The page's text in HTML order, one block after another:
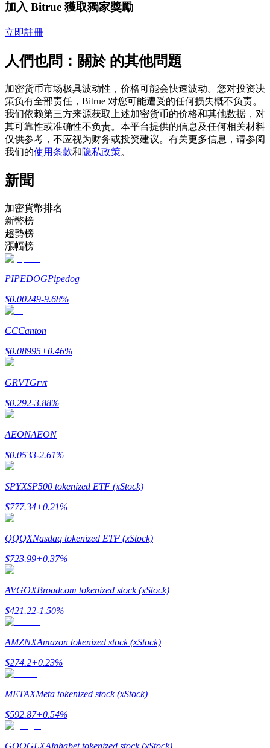
跟單
與頂尖交易專家同行
成為跟單交易員
合約指南
合約功能使用指南
學習如何保持盈利
加入 Bitrue 獲取獨家獎勵
立即註冊
人們也問：關於 的其他問題
加密货币市场极具波动性，价格可能会快速波动。您对投资决
策负有全部责任，Bitrue 对您可能遭受的任何损失概不负责。
我们依赖第三方来源获取上述加密货币的价格和其他数据，对
其可靠性或准确性不负责。本平台提供的信息及任何相关材料
仅供参考，不应视为财务或投资建议。有关更多信息，请参阅
我们的使用条款和隐私政策。
新聞
加密貨幣排名
新幣榜
趨勢榜
漲幅榜
PIPEDOGPipedog
$0.00249-9.68%
CCCanton
$0.08995+0.46%
GRVTGrvt
$0.292-3.88%
AEONAEON
$0.0533-2.61%
SPYXSP500 tokenized ETF (xStock)
$777.34+0.21%
QQQXNasdaq tokenized ETF (xStock)
$723.99+0.37%
AVGOXBroadcom tokenized stock (xStock)
$421.22-1.50%
AMZNXAmazon tokenized stock (xStock)
$274.2+0.23%
METAXMeta tokenized stock (xStock)
$592.87+0.54%
GOOGLXAlphabet tokenized stock (xStock)